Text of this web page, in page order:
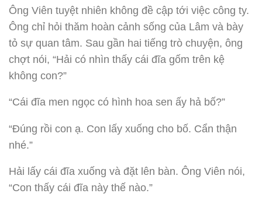
Ông Viên tuyệt nhiên không đề cập tới việc công ty.
Ông chỉ hỏi thăm hoàn cảnh sống của Lâm và bày
tỏ sự quan tâm. Sau gần hai tiếng trò chuyện, ông
chợt nói, “Hải có nhìn thấy cái đĩa gốm trên kệ
không con?”
“Cái đĩa men ngọc có hình hoa sen ấy hả bố?”
“Đúng rồi con ạ. Con lấy xuống cho bố. Cẩn thận
nhé.”
Hải lấy cái đĩa xuống và đặt lên bàn. Ông Viên nói,
“Con thấy cái đĩa này thế nào.”